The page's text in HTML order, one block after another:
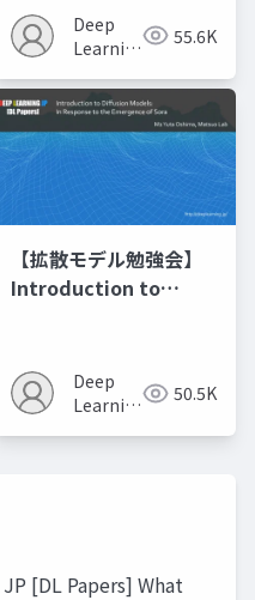
Deep
Learning
55.6K
【拡散モデル勉強会】
Introduction to
Deep
Learning
50.5K
JP [DL Papers] What